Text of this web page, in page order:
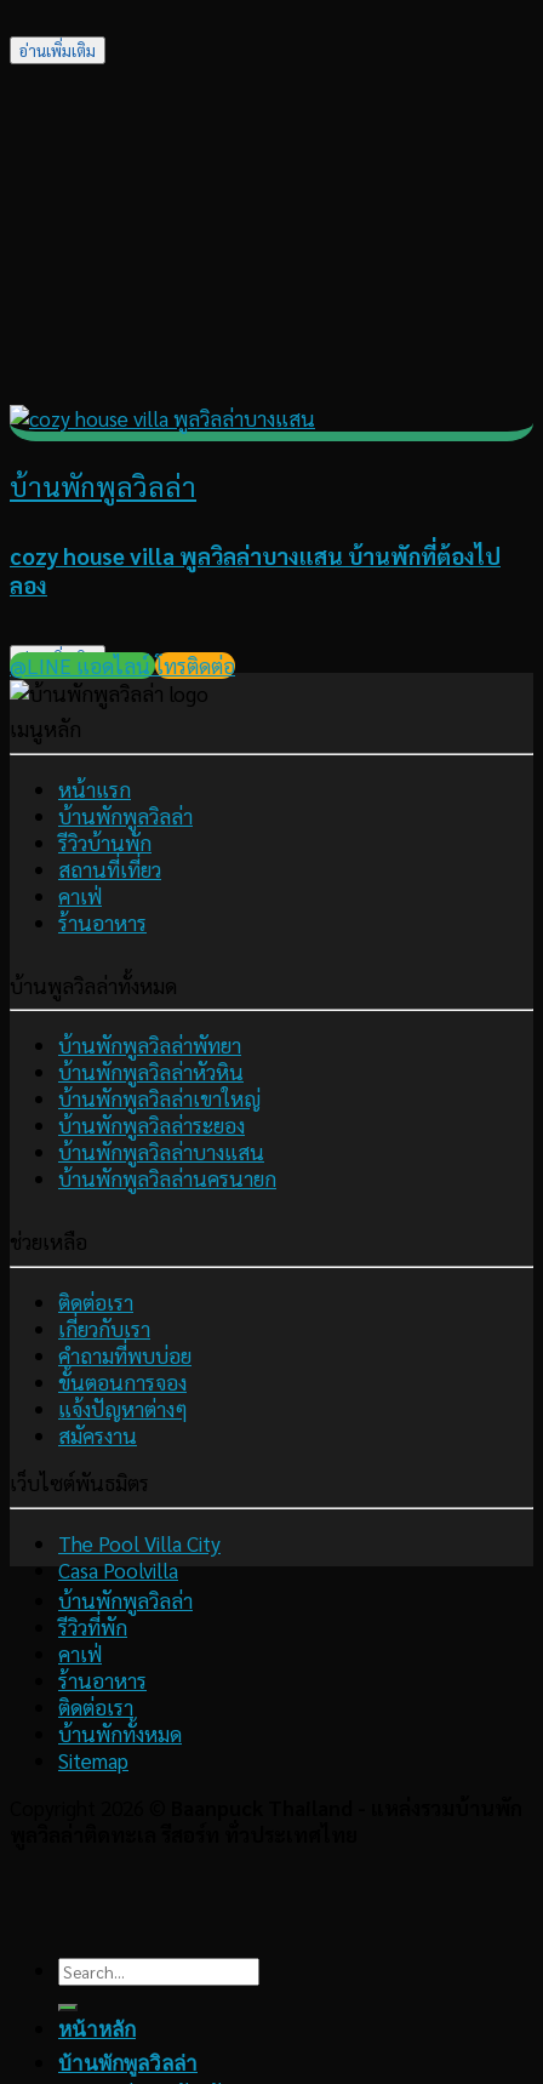
อ่านเพิ่มเติม
บ้านพักพูลวิลล่า
cozy house villa พูลวิลล่าบางแสน บ้านพักที่ต้องไป
ลอง
อ่านเพิ่มเติม
@LINE แอดไลน์ โทรติดต่อ
เมนูหลัก
หน้าแรก
บ้านพักพูลวิลล่า
รีวิวบ้านพัก
สถานที่เที่ยว
คาเฟ่
ร้านอาหาร
บ้านพูลวิลล่าทั้งหมด
บ้านพักพูลวิลล่าพัทยา
บ้านพักพูลวิลล่าหัวหิน
บ้านพักพูลวิลล่าเขาใหญ่
บ้านพักพูลวิลล่าระยอง
บ้านพักพูลวิลล่าบางแสน
บ้านพักพูลวิลล่านครนายก
ช่วยเหลือ
ติดต่อเรา
เกี่ยวกับเรา
คำถามที่พบบ่อย
ขั้นตอนการจอง
แจ้งปัญหาต่างๆ
สมัครงาน
เว็บไซต์พันธมิตร
The Pool Villa City
Casa Poolvilla
บ้านพักพูลวิลล่า
รีวิวที่พัก
คาเฟ่
ร้านอาหาร
ติดต่อเรา
บ้านพักทั้งหมด
Sitemap
Search
หน้าหลัก
บ้านพักพูลวิลล่า